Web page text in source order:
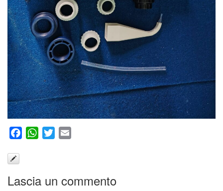
FacebookWhatsApp
Twitter
Lascia un commento